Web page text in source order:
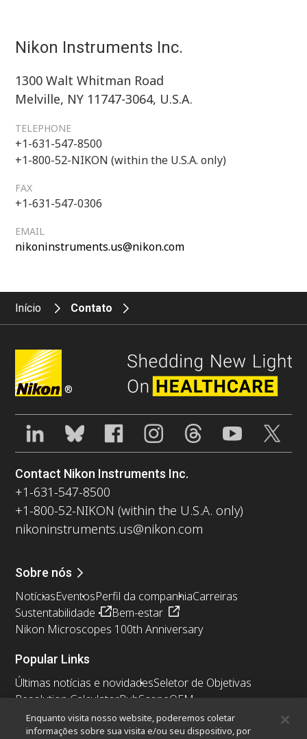
Nikon Instruments Inc.
1300 Walt Whitman Road
Melville, NY 11747-3064, U.S.A.
TELEPHONE
+1-631-547-8500
+1-800-52-NIKON (within the U.S.A. only)
FAX
+1-631-547-0306
EMAIL
nikoninstruments.us@nikon.com
Início Contato
®
Contact Nikon Instruments Inc.
+1-631-547-8500
+1-800-52-NIKON (within the U.S.A. only)
nikoninstruments.us@nikon.com
Sobre nós
NotíciasEventosPerfil da companhiaCarreiras
Sustentabilidade
Bem-estar
Nikon Microscopes 100th Anniversary
Popular Links
Últimas notícias e novidadesSeletor de Objetivas
Resolution CalculatorPubScopeOEM
Nikon Small World
MicroscopyU
Enquanto visita nosso website, poderemos coletar
informações sobre sua visita e/ou seu dispositivo, por